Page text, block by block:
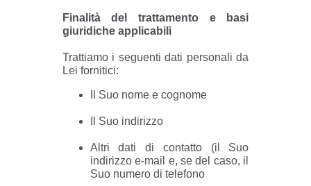
Finalità del trattamento e basi
giuridiche applicabili
Trattiamo i seguenti dati personali da
Lei fornitici:
Il Suo nome e cognome
Il Suo indirizzo
Altri dati di contatto (il Suo
indirizzo e-mail e, se del caso, il
Suo numero di telefono